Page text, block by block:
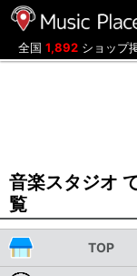
全国 1,892 ショップ
音楽スタジオ
覧
TOP